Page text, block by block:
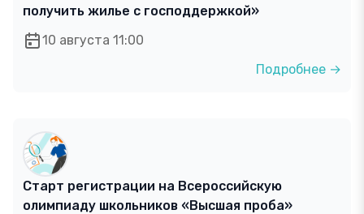
получить жилье с господдержкой»
10 августа 11:00
Подробнее →
Старт регистрации на Всероссийскую
олимпиаду школьников «Высшая проба»